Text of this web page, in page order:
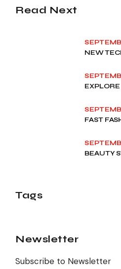
Read Next
NEW
FAST
BEAUTY
Tags
Newsletter
Subscribe to Newsletter